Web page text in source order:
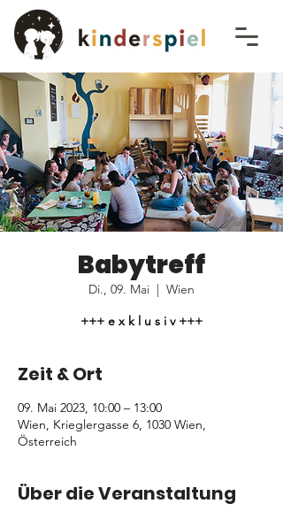
Babytreff
Di., 09. Mai
  |
Wien
+++ e x k l u s i v +++
Zeit & Ort
09. Mai 2023, 10:00 – 13:00
Wien, Krieglergasse 6, 1030 Wien,
Österreich
Über die Veranstaltung